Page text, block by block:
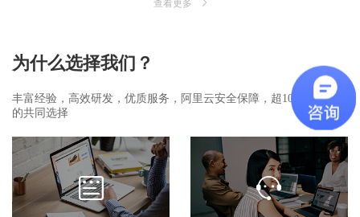
查看更多
为什么选择我们？
丰富经验，高效研发，优质服务，阿里云安全保障，超1000家客户
的共同选择